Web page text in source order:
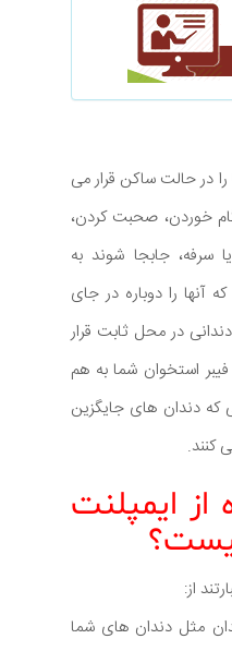
در حالت ساکن قرار می
خوردن، صحبت کردن،
سرفه، جابجا شوند به
را دوباره در جای
در محل ثابت قرار
استخوان شما به هم
دندان های جایگزین
کنند.
از ایمپلنت
از:
مثل دندان های شما